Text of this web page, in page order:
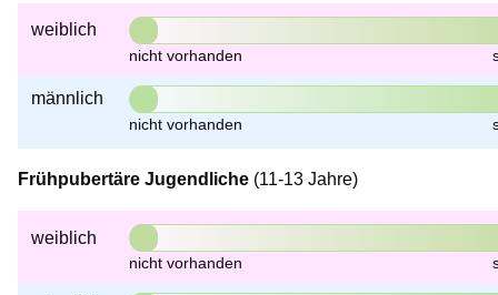
weiblich
männlich
Frühpubertäre Jugendliche (11-13 Jahre)
weiblich